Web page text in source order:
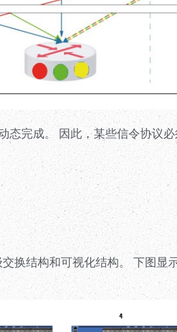
态完成。 因此，某些信令协议
换结构和可视化结构。 下图显